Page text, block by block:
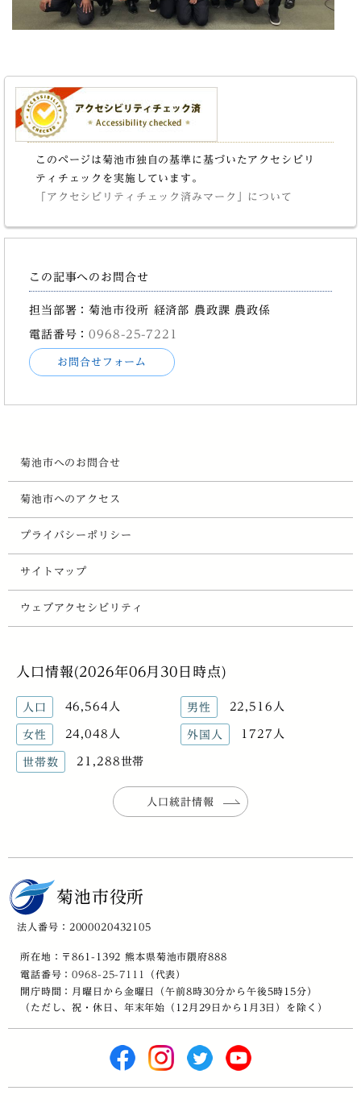
このページは菊池市独自の基準に基づいたアクセシビリ
ティチェックを実施しています。
「アクセシビリティチェック済みマーク」について
この記事へのお問合せ
担当部署：菊池市役所 経済部 農政課 農政係
電話番号：0968-25-7221
お問合せフォーム
菊池市へのお問合せ
菊池市へのアクセス
プライバシーポリシー
サイトマップ
ウェブアクセシビリティ
人口情報(2026年06月30日時点)
人口 46,564人 男性 22,516人
女性 24,048人 外国人 1727人
世帯数 21,288世帯
人口統計情報
菊池市役所
法人番号：2000020432105
所在地：〒861-1392 熊本県菊池市隈府888
電話番号：0968-25-7111
（代表）
開庁時間：月曜日から金曜日（午前8時30分から午後5時15分）
（ただし、祝・休日、年末年始（12月29日から1月3日）を除く）